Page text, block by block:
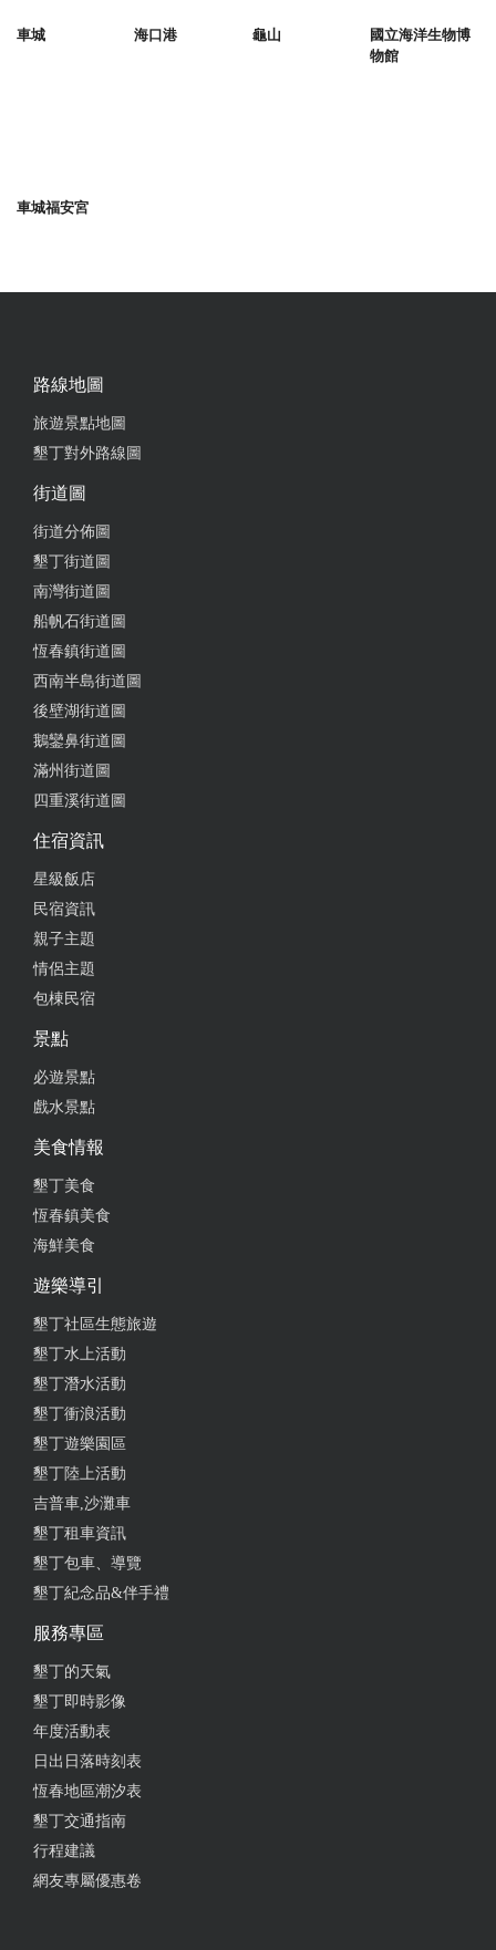
車城 海口港 龜山
國立海洋生物博
物館
車城福安宮
路線地圖
旅遊景點地圖
墾丁對外路線圖
街道圖
街道分佈圖
墾丁街道圖
南灣街道圖
船帆石街道圖
恆春鎮街道圖
西南半島街道圖
後壁湖街道圖
鵝鑾鼻街道圖
滿州街道圖
四重溪街道圖
住宿資訊
星級飯店
民宿資訊
親子主題
情侶主題
包棟民宿
景點
必遊景點
戲水景點
美食情報
墾丁美食
恆春鎮美食
海鮮美食
遊樂導引
墾丁社區生態旅遊
墾丁水上活動
墾丁潛水活動
墾丁衝浪活動
墾丁遊樂園區
墾丁陸上活動
吉普車,沙灘車
墾丁租車資訊
墾丁包車、導覽
墾丁紀念品&伴手禮
服務專區
墾丁的天氣
墾丁即時影像
年度活動表
日出日落時刻表
恆春地區潮汐表
墾丁交通指南
行程建議
網友專屬優惠卷